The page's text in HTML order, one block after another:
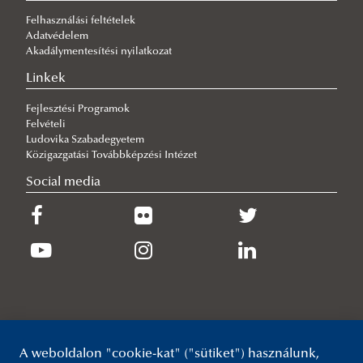
Kari Tanács 2025. évi határozatai
Kari Tanács 2024. évi határozatai
Kari Tanács 2023. évi határozatai
Kari Tanács 2022. évi határozatai
Kari Tanács 2021. évi határozatai
Kari Tanács 2020. évi határozatai
Kari Tanács 2019. évi határozatai
Kari Tanács 2018. évi határozatai
Kari Tanács 2016. évi határozatai
Felhasználási feltételek
Adatvédelem
Akadálymentesítési nyilatkozat
Linkek
Fejlesztési Programok
Felvételi
Ludovika Szabadegyetem
Közigazgatási Továbbképzési Intézet
Social media
A weboldalon "cookie-kat" ("sütiket") használunk,